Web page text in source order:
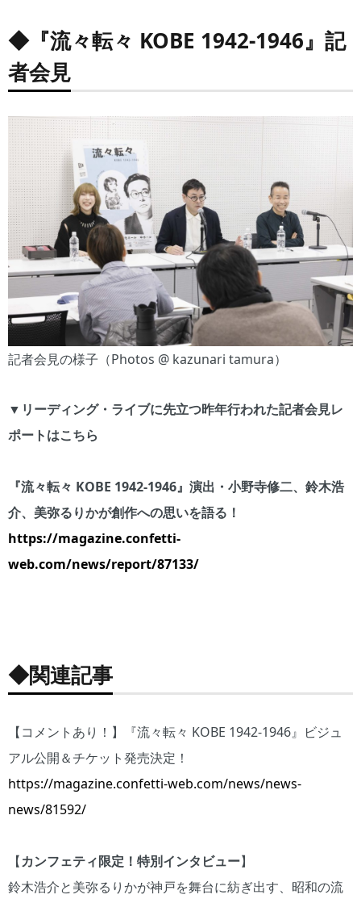
◆『流々転々 KOBE 1942-1946』 記
者会見
記者会見の様子（Photos @ kazunari tamura）
▼リーディング・ライブに先立つ昨年行われた記者会見レ
ポートはこちら
『流々転々 KOBE 1942-1946』演出・小野寺修二、鈴木浩
介、美弥るりかが創作への思いを語る！
https://magazine.confetti-
web.com/news/report/87133/
◆関連記事
【コメントあり！】『流々転々 KOBE 1942-1946』ビジュ
アル公開＆チケット発売決定！
https://magazine.confetti-web.com/news/news-
news/81592/
【カンフェティ限定！特別インタビュー】
鈴木浩介と美弥るりかが神戸を舞台に紡ぎ出す、昭和の流